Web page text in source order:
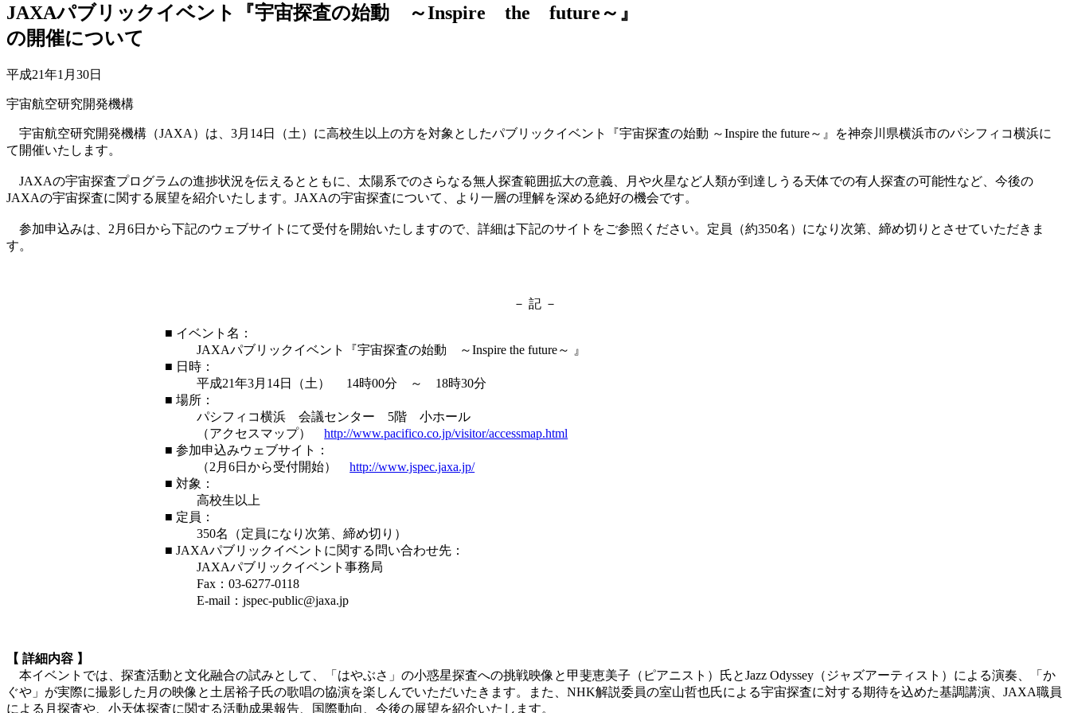
JAXAパブリックイベント『宇宙探査の始動 ～Inspire the future～』
の開催について
平成21年1月30日
宇宙航空研究開発機構
宇宙航空研究開発機構（JAXA）は、3月14日（土）に高校生以上の方を対象としたパブリックイベント『宇宙探査の始動 ～Inspire the future～』を神奈川県横浜市のパシフィコ横浜に
て開催いたします。
JAXAの宇宙探査プログラムの進捗状況を伝えるとともに、太陽系でのさらなる無人探査範囲拡大の意義、月や火星など人類が到達しうる天体での有人探査の可能性など、今後の
JAXAの宇宙探査に関する展望を紹介いたします。JAXAの宇宙探査について、より一層の理解を深める絶好の機会です。
参加申込みは、2月6日から下記のウェブサイトにて受付を開始いたしますので、詳細は下記のサイトをご参照ください。定員（約350名）になり次第、締め切りとさせていただきま
す。
－ 記 －
■ イベント名：
JAXAパブリックイベント『宇宙探査の始動 ～Inspire the future～ 』
■ 日時：
平成21年3月14日（土） 14時00分 ～ 18時30分
■ 場所：
パシフィコ横浜 会議センター 5階 小ホール
（アクセスマップ）http://www.pacifico.co.jp/visitor/accessmap.html
■ 参加申込みウェブサイト：
（2月6日から受付開始）http://www.jspec.jaxa.jp/
■ 対象：
高校生以上
■ 定員：
350名（定員になり次第、締め切り）
■ JAXAパブリックイベントに関する問い合わせ先：
JAXAパブリックイベント事務局
Fax：03-6277-0118
E-mail：jspec-public@jaxa.jp
【 詳細内容 】
本イベントでは、探査活動と文化融合の試みとして、「はやぶさ」の小惑星探査への挑戦映像と甲斐恵美子（ピアニスト）氏とJazz Odyssey（ジャズアーティスト）による演奏、「か
ぐや」が実際に撮影した月の映像と土居裕子氏の歌唱の協演を楽しんでいただいたきます。また、NHK解説委員の室山哲也氏による宇宙探査に対する期待を込めた基調講演、JAXA職員
による月探査や、小天体探査に関する活動成果報告、国際動向、今後の展望を紹介いたします。